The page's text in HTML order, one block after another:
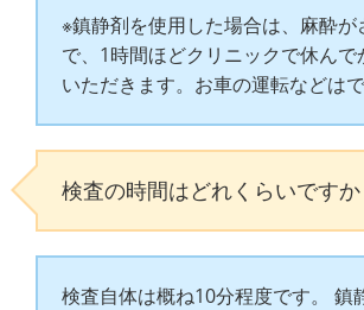
※鎮静剤を使用した場合は、麻酔が
で、1時間ほどクリニックで休んで
いただきます。お車の運転などはで
検査の時間はどれくらいですか
検査自体は概ね10分程度です。 鎮